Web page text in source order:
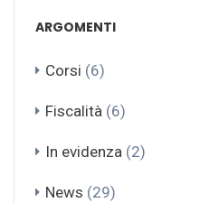
ARGOMENTI
Corsi (6)
Fiscalità (6)
In evidenza (2)
News (29)